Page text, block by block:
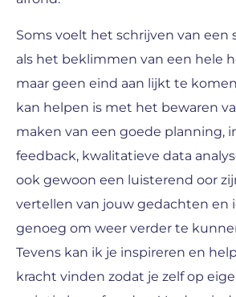
Soms voelt het schrijven van een
als het beklimmen van een hele
maar geen eind aan lijkt te
kan helpen is met het bewaren
maken van een goede planning,
feedback, kwalitatieve data
ook gewoon een luisterend oor
vertellen van jouw gedachten en
genoeg om weer verder te
Tevens kan ik je inspireren en
kracht vinden zodat je zelf op